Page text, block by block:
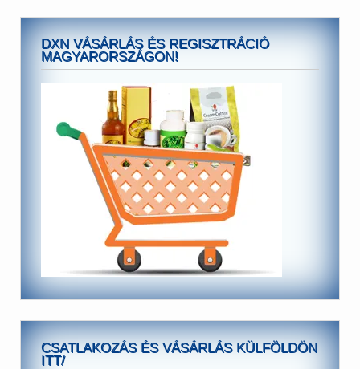
DXN VÁSÁRLÁS ÉS REGISZTRÁCIÓ
MAGYARORSZÁGON!
CSATLAKOZÁS ÉS VÁSÁRLÁS KÜLFÖLDÖN
ITT/